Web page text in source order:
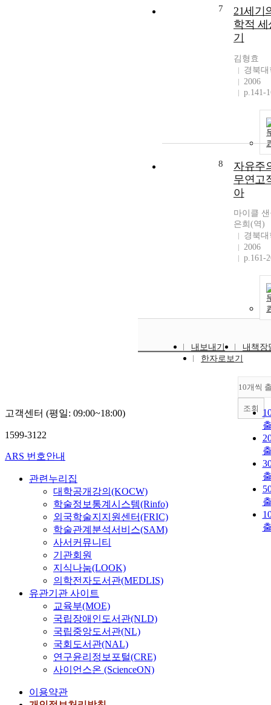
7
21세기
학적 세
기
김형효
경북
2006
p.141-
8
자유주
무연고
아
마이클
은희(역)
경북
2006
p.161-
내보내기
내책장
한자로보기
10개씩
조회
고객센터 (평일: 09:00~18:00)
1599-3122
ARS 번호안내
관련누리집
대학공개강의(KOCW)
학술정보통계시스템(Rinfo)
외국학술지지원센터(FRIC)
학술관계분석서비스(SAM)
사서커뮤니티
기관회원
지식나눔(LOOK)
의학전자도서관(MEDLIS)
유관기관 사이트
교육부(MOE)
국립장애인도서관(NLD)
국립중앙도서관(NL)
국회도서관(NAL)
연구윤리정보포털(CRE)
사이언스온 (ScienceON)
이용약관